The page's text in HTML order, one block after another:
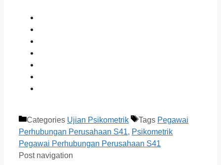
Categories Ujian Psikometrik Tags Pegawai
Perhubungan Perusahaan S41, Psikometrik
Pegawai Perhubungan Perusahaan S41
Post navigation